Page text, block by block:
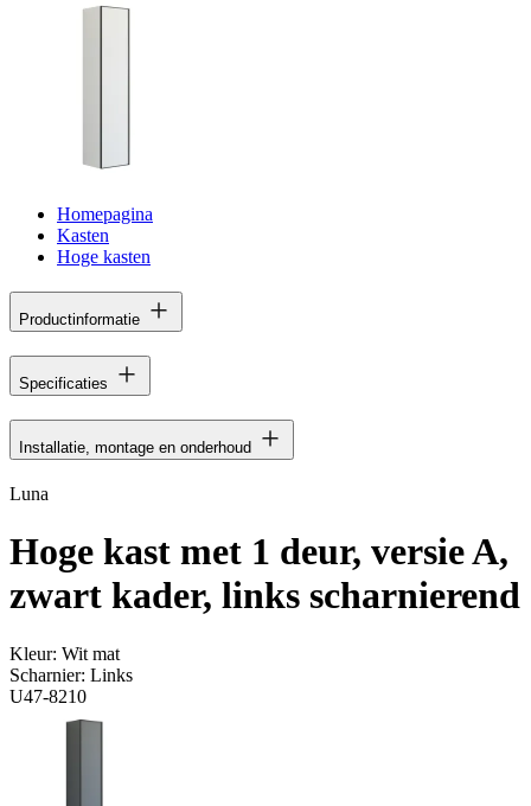
Homepagina
Kasten
Hoge kasten
Productinformatie
Specificaties
Installatie, montage en onderhoud
Luna
Hoge kast met 1 deur, versie A,
zwart kader, links scharnierend
Kleur: Wit mat
Scharnier: Links
U47-8210